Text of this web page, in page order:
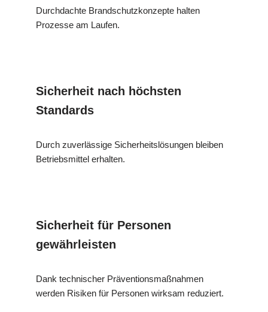
Durchdachte Brandschutzkonzepte halten
Prozesse am Laufen.
Sicherheit nach höchsten
Standards
Durch zuverlässige Sicherheitslösungen bleiben
Betriebsmittel erhalten.
Sicherheit für Personen
gewährleisten
Dank technischer Präventionsmaßnahmen
werden Risiken für Personen wirksam reduziert.